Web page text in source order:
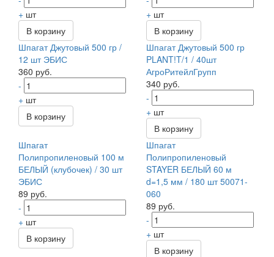
+ шт
В корзину
+ шт
В корзину
Шпагат Джутовый 500 гр /
12 шт ЭБИС
360 руб.
-
+ шт
В корзину
Шпагат Джутовый 500 гр
PLANT!T/1 / 40шт
АгроРитейлГрупп
340 руб.
-
+ шт
В корзину
Шпагат
Полипропиленовый 100 м
БЕЛЫЙ (клубочек) / 30 шт
ЭБИС
89 руб.
-
+ шт
В корзину
Шпагат
Полипропиленовый
STAYER БЕЛЫЙ 60 м
d=1,5 мм / 180 шт 50071-
060
89 руб.
-
+ шт
В корзину